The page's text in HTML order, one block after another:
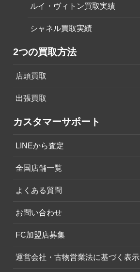
ルイ・ヴィトン買取実績
シャネル買取実績
2つの買取方法
店頭買取
出張買取
カスタマーサポート
LINEから査定
全国店舗一覧
よくある質問
お問い合わせ
FC加盟店募集
運営会社・古物営業法に基づく表示